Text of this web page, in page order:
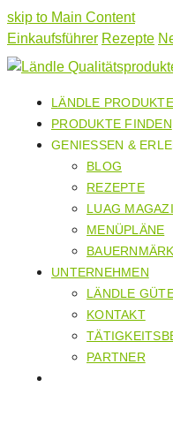
skip to Main Content
Einkaufsführer Rezepte
LÄNDLE PRODUKTE
PRODUKTE FINDEN
GENIESSEN &
BLOG
REZEPTE
LUAG
MENÜPLÄNE
UNTERNEHMEN
LÄNDLE
KONTAKT
PARTNER